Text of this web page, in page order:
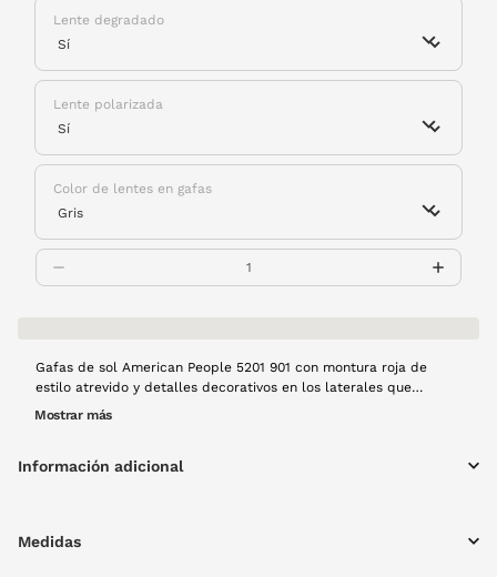
Lente degradado
Lente polarizada
Color de lentes en gafas
Gafas de sol American People 5201 901 con montura roja de
estilo atrevido y detalles decorativos en los laterales que
aportan personalidad. Las lentes polarizadas eliminan reflejos,
Mostrar más
Información adicional
Medidas